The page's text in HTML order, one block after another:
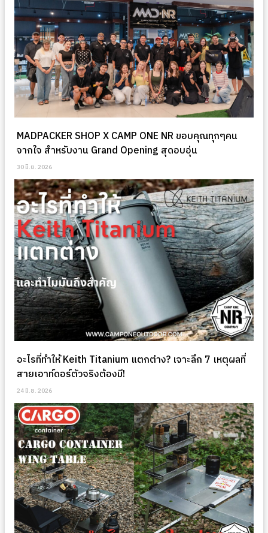
MADPACKER SHOP X CAMP ONE NR ขอบคุณทุกๆคน
จากใจ สำหรับงาน Grand Opening สุดอบอุ่น
30 มิ.ย. 2026
อะไรที่ทำให้ Keith Titanium แตกต่าง? เจาะลึก 7 เหตุผลที่
สายเอาท์ดอร์ตัวจริงต้องมี!
24 มิ.ย. 2026